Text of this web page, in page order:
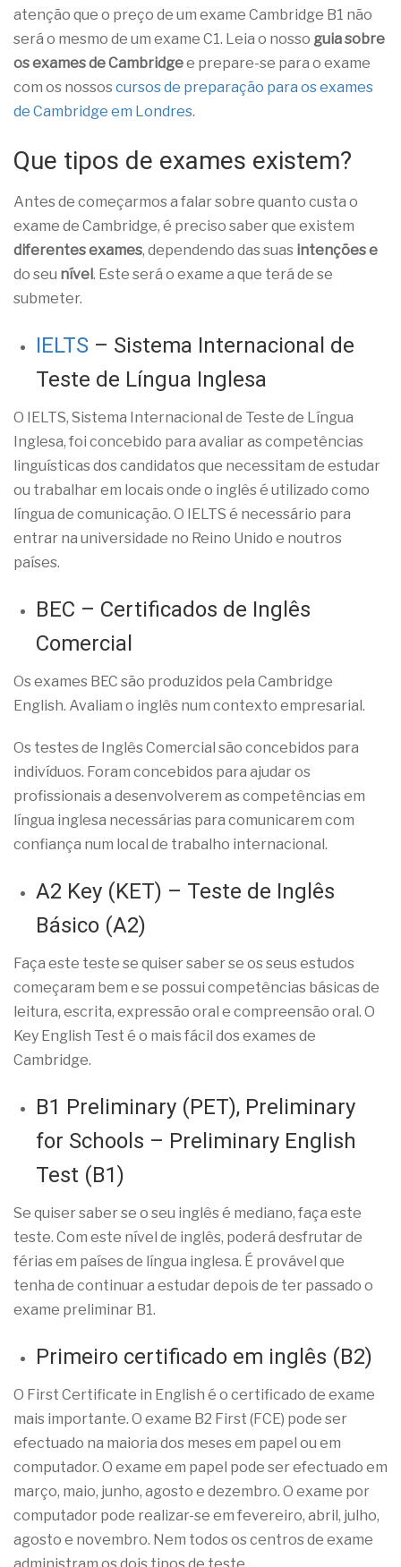
atenção que o preço de um exame Cambridge B1 não
será o mesmo de um exame C1. Leia o nosso guia sobre
os exames de Cambridgee prepare-se para o exame
com os nossos cursos de preparação para os exames
de Cambridge em Londres.
Que tipos de exames existem?
Antes de começarmos a falar sobre quanto custa o
exame de Cambridge, é preciso saber que existem
diferentes exames, dependendo das suas intenções e
do seu nível. Este será o exame a que terá de se
submeter.
IELTS – Sistema Internacional de
Teste de Língua Inglesa
O IELTS, Sistema Internacional de Teste de Língua
Inglesa, foi concebido para avaliar as competências
linguísticas dos candidatos que necessitam de estudar
ou trabalhar em locais onde o inglês é utilizado como
língua de comunicação. O IELTS é necessário para
entrar na universidade no Reino Unido e noutros
países.
BEC – Certificados de Inglês
Comercial
Os exames BEC são produzidos pela Cambridge
English. Avaliam o inglês num contexto empresarial.
Os testes de Inglês Comercial são concebidos para
indivíduos. Foram concebidos para ajudar os
profissionais a desenvolverem as competências em
língua inglesa necessárias para comunicarem com
confiança num local de trabalho internacional.
A2 Key (KET) – Teste de Inglês
Básico (A2)
Faça este teste se quiser saber se os seus estudos
começaram bem e se possui competências básicas de
leitura, escrita, expressão oral e compreensão oral. O
Key English Test é o mais fácil dos exames de
Cambridge.
B1 Preliminary (PET), Preliminary
for Schools – Preliminary English
Test (B1)
Se quiser saber se o seu inglês é mediano, faça este
teste. Com este nível de inglês, poderá desfrutar de
férias em países de língua inglesa. É provável que
tenha de continuar a estudar depois de ter passado o
exame preliminar B1.
Primeiro certificado em inglês (B2)
O First Certificate in English é o certificado de exame
mais importante. O exame B2 First (FCE) pode ser
efectuado na maioria dos meses em papel ou em
computador. O exame em papel pode ser efectuado em
março, maio, junho, agosto e dezembro. O exame por
computador pode realizar-se em fevereiro, abril, julho,
agosto e novembro. Nem todos os centros de exame
administram os dois tipos de teste.